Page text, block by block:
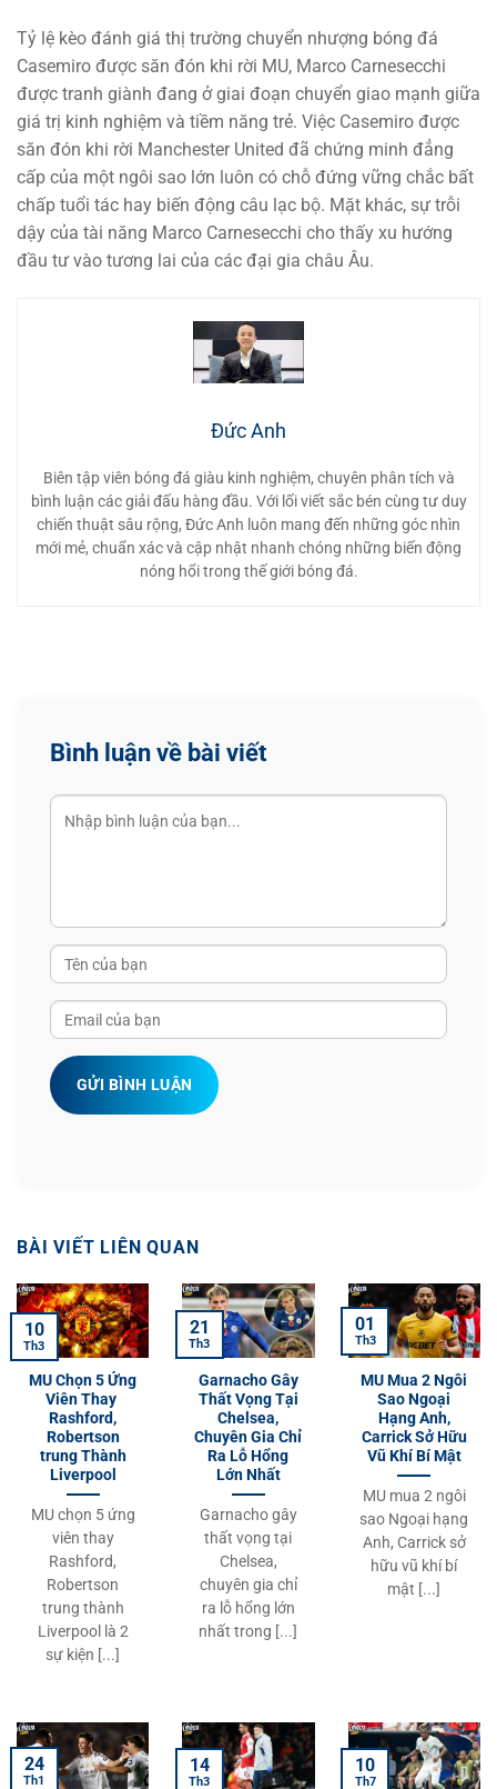
Tỷ lệ kèo đánh giá thị trường chuyển nhượng bóng đá
Casemiro được săn đón khi rời MU, Marco Carnesecchi
được tranh giành đang ở giai đoạn chuyển giao mạnh giữa
giá trị kinh nghiệm và tiềm năng trẻ. Việc Casemiro được
săn đón khi rời Manchester United đã chứng minh đẳng
cấp của một ngôi sao lớn luôn có chỗ đứng vững chắc bất
chấp tuổi tác hay biến động câu lạc bộ. Mặt khác, sự trỗi
dậy của tài năng Marco Carnesecchi cho thấy xu hướng
đầu tư vào tương lai của các đại gia châu Âu.
Đức Anh
Biên tập viên bóng đá giàu kinh nghiệm, chuyên phân tích và
bình luận các giải đấu hàng đầu. Với lối viết sắc bén cùng tư duy
chiến thuật sâu rộng, Đức Anh luôn mang đến những góc nhìn
mới mẻ, chuẩn xác và cập nhật nhanh chóng những biến động
nóng hổi trong thế giới bóng đá.
Bình luận về bài viết
GỬI BÌNH LUẬN
BÀI VIẾT LIÊN QUAN
MU Chọn 5 Ứng
Viên Thay
Rashford,
Robertson
trung Thành
Liverpool
MU chọn 5 ứng
viên thay
Rashford,
Robertson
trung thành
Liverpool là 2
sự kiện [...]
10
Th3
Garnacho Gây
Thất Vọng Tại
Chelsea,
Chuyên Gia Chỉ
Ra Lỗ Hổng
Lớn Nhất
Garnacho gây
thất vọng tại
Chelsea,
chuyên gia chỉ
ra lỗ hổng lớn
nhất trong [...]
21
Th3
MU Mua 2 Ngôi
Sao Ngoại
Hạng Anh,
Carrick Sở Hữu
Vũ Khí Bí Mật
MU mua 2 ngôi
sao Ngoại hạng
Anh, Carrick sở
hữu vũ khí bí
mật [...]
01
Th3
24
Th1
14
Th3
10
Th7